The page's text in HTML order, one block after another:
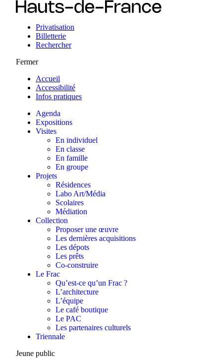
Privatisation
Billetterie
Rechercher
Fermer
Accueil
Accessibilité
Infos pratiques
Agenda
Expositions
Visites
En individuel
En classe
En famille
En groupe
Projets
Résidences
Labo Art/Média
Scolaires
Médiation
Collection
Proposer une œuvre
Les dernières acquisitions
Les dépots
Les prêts
Co-construire
Le Frac
Qu’est-ce qu’un Frac ?
L’architecture
L’équipe
Le café boutique
Le PAC
Les partenaires culturels
Triennale
Jeune public